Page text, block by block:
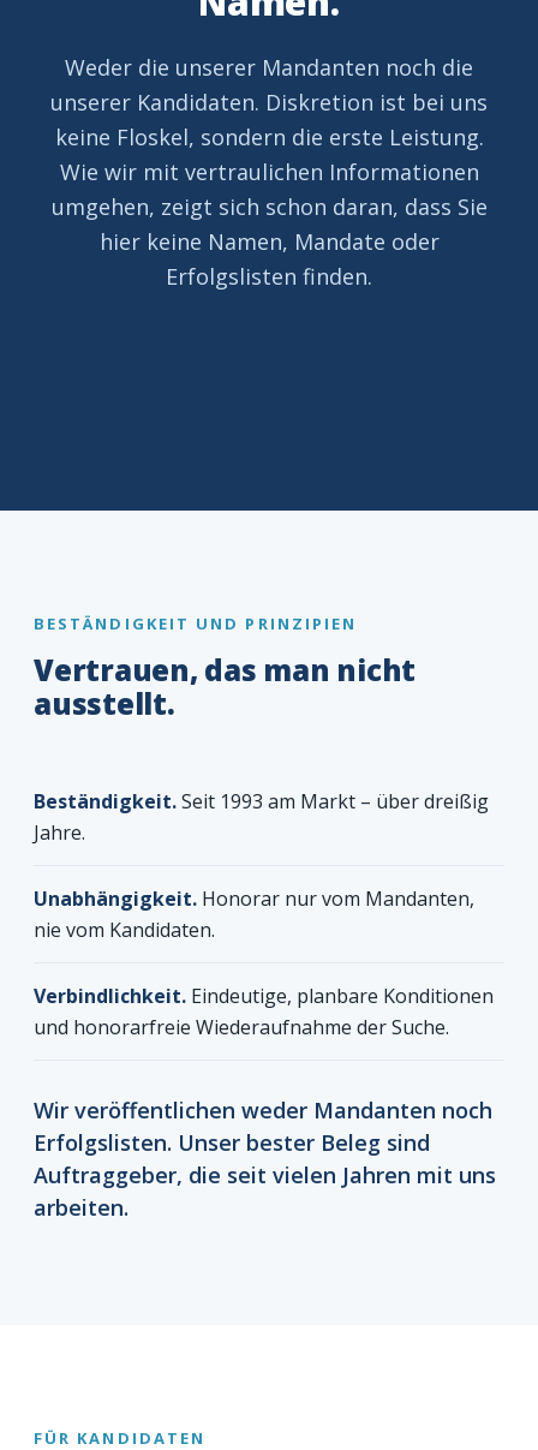
Weder die unserer Mandanten noch die
unserer Kandidaten. Diskretion ist bei uns
keine Floskel, sondern die erste Leistung.
Wie wir mit vertraulichen Informationen
umgehen, zeigt sich schon daran, dass Sie
hier keine Namen, Mandate oder
Erfolgslisten finden.
BESTÄNDIGKEIT UND PRINZIPIEN
Vertrauen, das man nicht
ausstellt.
Beständigkeit.Seit 1993 am Markt – über dreißig
Jahre.
Unabhängigkeit. Honorar nur vom Mandanten,
nie vom Kandidaten.
Verbindlichkeit. Eindeutige, planbare Konditionen
und honorarfreie Wiederaufnahme der Suche.
Wir veröffentlichen weder Mandanten noch
Erfolgslisten. Unser bester Beleg sind
Auftraggeber, die seit vielen Jahren mit uns
arbeiten.
FÜR KANDIDATEN